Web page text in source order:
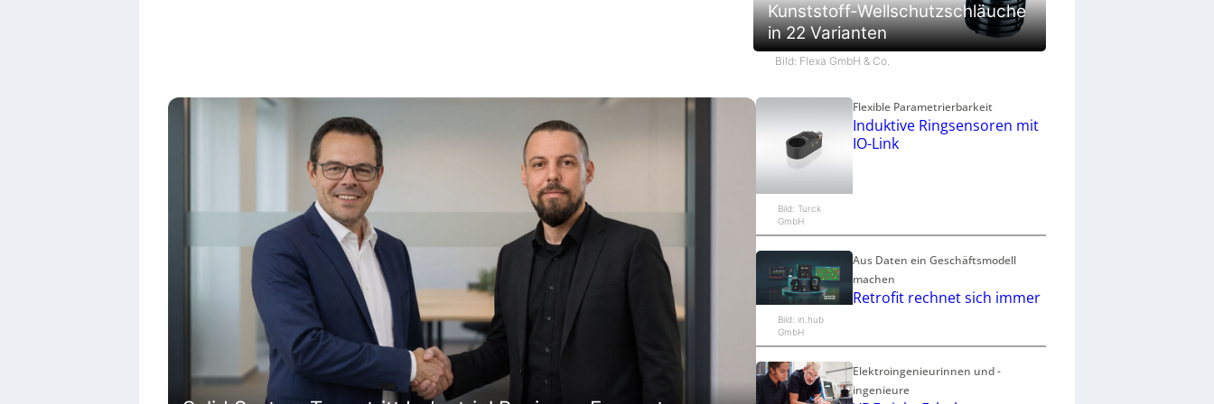
Kunststoff-Wellschutzschläuche
in 22 Varianten
Bild: Flexa GmbH & Co.
Bild: Turck
GmbH
Flexible Parametrierbarkeit
Induktive Ringsensoren mit
IO-Link
Bild: in.hub
GmbH
Aus Daten ein Geschäftsmodell
machen
Retrofit rechnet sich immer
Elektroingenieurinnen und -
ingenieure